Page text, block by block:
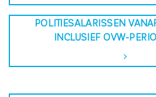
POLITIESALARISSEN
INCLUSIEF OVW-